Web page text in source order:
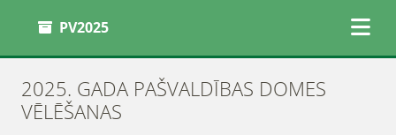
PV2025
2025. GADA PAŠVALDĪBAS DOMES
VĒLĒŠANAS